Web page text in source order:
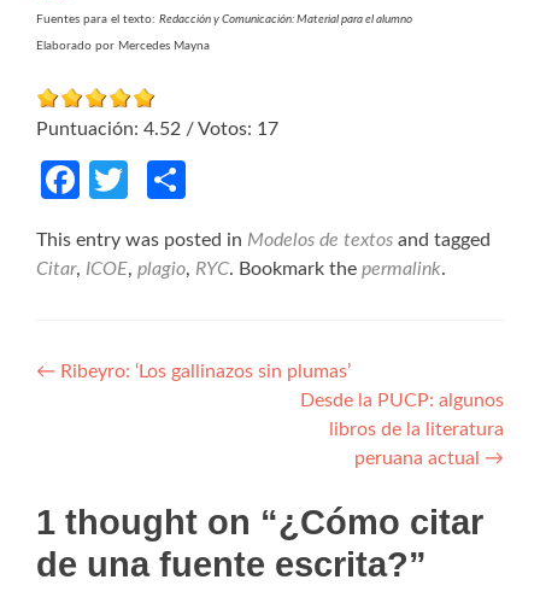
Fuentes para el texto: Redacción y Comunicación: Material para el alumno
Elaborado por Mercedes Mayna
Puntuación: 4.52 / Votos: 17
Facebook
Twitter
This entry was posted in Modelos de textos and tagged
Citar, ICOE, plagio, RYC. Bookmark the permalink.
Navegación de entradas
← Ribeyro: ‘Los gallinazos sin plumas’
Desde la PUCP: algunos
libros de la literatura
peruana actual →
1 thought on “¿Cómo citar
de una fuente escrita?”